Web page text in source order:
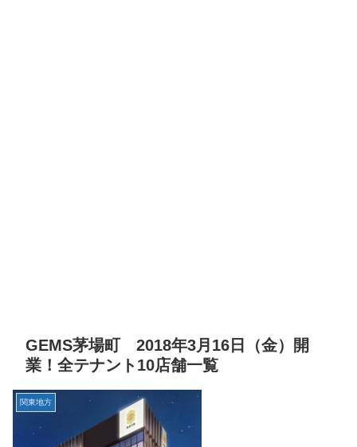
GEMS茅場町 2018年3月16日（金）開
業！全テナント10店舗一覧
関東地方